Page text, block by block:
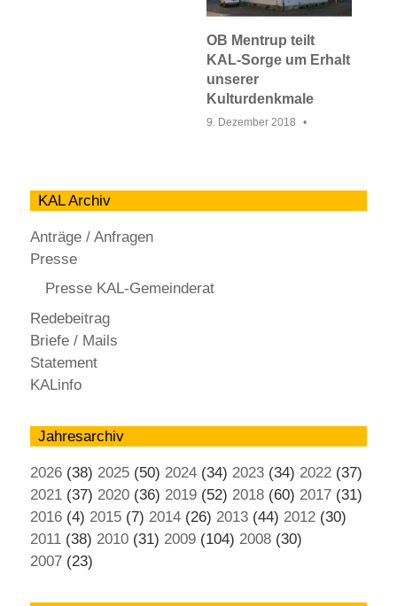
OB Mentrup teilt
KAL-Sorge um Erhalt
unserer
Kulturdenkmale
9. Dezember 2018
KAL Archiv
Anträge / Anfragen
Presse
Presse KAL-Gemeinderat
Redebeitrag
Briefe / Mails
Statement
KALinfo
Jahresarchiv
2026 (38) 2025 (50) 2024 (34) 2023 (34) 2022 (37)
2021 (37) 2020 (36) 2019 (52) 2018 (60) 2017 (31)
2016 (4) 2015 (7) 2014 (26) 2013 (44) 2012 (30)
2011 (38) 2010 (31) 2009 (104) 2008 (30)
2007 (23)